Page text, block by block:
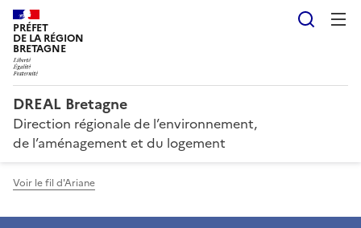
PRÉFET
DE LA RÉGION
BRETAGNE
DREAL Bretagne
Direction régionale de l’environnement,
de l’aménagement et du logement
Voir le fil d'Ariane